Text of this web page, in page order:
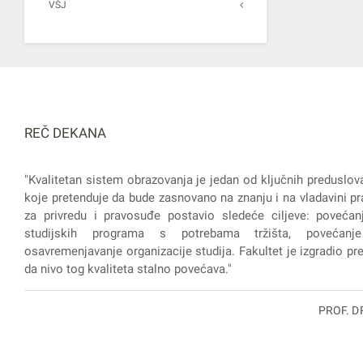
VŠJ
REČ DEKANA
"Kvalitetan sistem obrazovanja je jedan od ključnih
koje pretenduje da bude zasnovano na znanju i na vladavini
za privredu i pravosuđe postavio sledeće ciljeve:
studijskih programa s potrebama tržišta,
osavremenjavanje organizacije studija. Fakultet je izgradio
da nivo tog kvaliteta stalno povećava."
PROF.